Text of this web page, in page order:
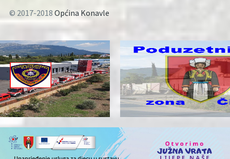
© 2017-2018 Općina Konavle